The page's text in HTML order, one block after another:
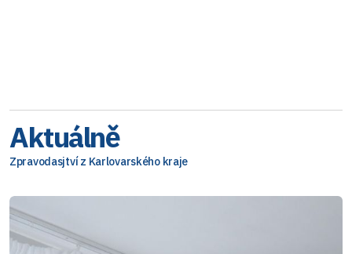
Aktuálně
Zpravodasjtví z Karlovarského kraje